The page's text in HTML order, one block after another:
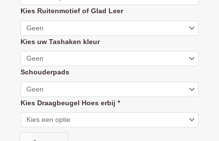
Kies Ruitenmotief of Glad Leer
Kies uw Tashaken kleur
Schouderpads
Kies Draagbeugel Hoes erbij *
B-
handvat
hoes
leder
(duwbeugel
aantal